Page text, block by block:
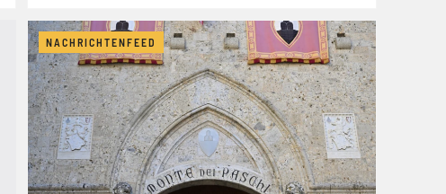
NACHRICHTENFEED